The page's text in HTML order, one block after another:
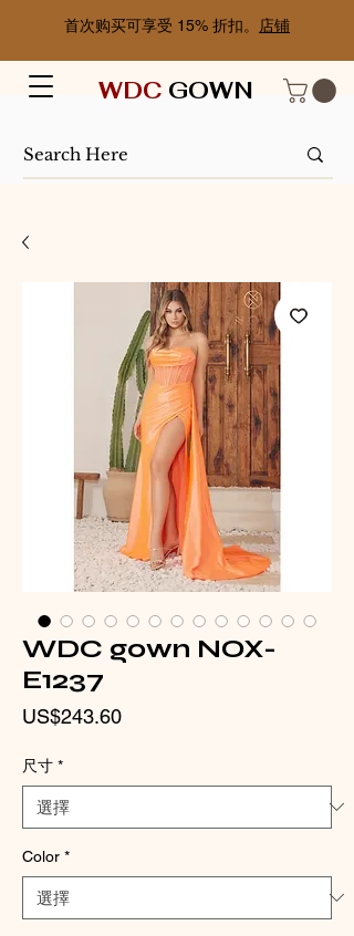
首次购买可享受 15% 折扣。 店铺
WDC GOWN
WDC gown NOX-
E1237
US$243.60價
尺寸 *
Color *